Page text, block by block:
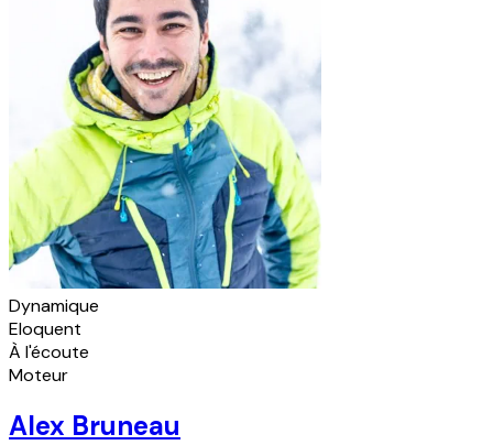
Dynamique
Eloquent
À l'écoute
Moteur
Alex Bruneau